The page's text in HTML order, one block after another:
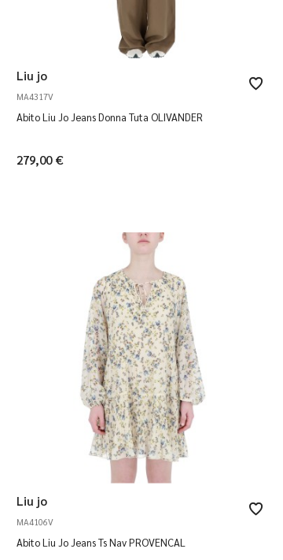
Liu jo
MA4317V
Abito Liu Jo Jeans Donna Tuta OLIVANDER
279,00 €
Liu jo
MA4106V
Abito Liu Jo Jeans Ts Nav PROVENCAL